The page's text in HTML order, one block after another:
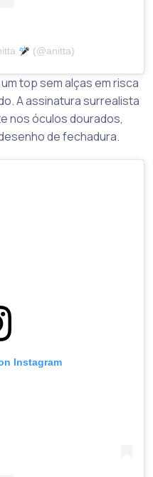
(@anitta)
top sem alças em risca
A assinatura surrealista
nos óculos dourados,
de fechadura.
Instagram